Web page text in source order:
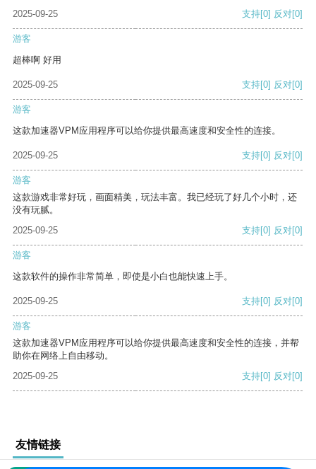
2025-09-25
支持[0] 反对[0]
游客
超棒啊 好用
2025-09-25 支持[0] 反对[0]
游客
这款加速器VPM应用程序可以给你提供最高速度和安全性的连接。
2025-09-25 支持[0] 反对[0]
游客
这款游戏非常好玩，画面精美，玩法丰富。我已经玩了好几个小时，还
没有玩腻。
2025-09-25
支持[0] 反对[0]
游客
这款软件的操作非常简单，即使是小白也能快速上手。
2025-09-25 支持[0] 反对[0]
游客
这款加速器VPM应用程序可以给你提供最高速度和安全性的连接，并帮
助你在网络上自由移动。
2025-09-25
支持[0] 反对[0]
友情链接